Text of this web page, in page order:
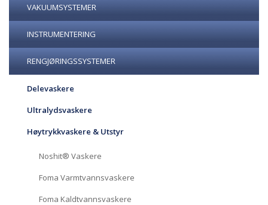
VAKUUMSYSTEMER
INSTRUMENTERING
RENGJØRINGSSYSTEMER
Delevaskere
Ultralydsvaskere
Høytrykkvaskere & Utstyr
Noshit® Vaskere
Foma Varmtvannsvaskere
Foma Kaldtvannsvaskere